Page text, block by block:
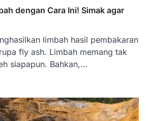
dengan Cara Ini! Simak agar
limbah hasil pembakaran
fly ash. Limbah memang tak
siapapun. Bahkan,…
TERBARU
KPR Wiraswasta: Ada